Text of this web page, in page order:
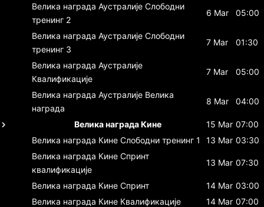
Велика награда Аустралије Слободни
тренинг 2
6 Mar 05:00
Велика награда Аустралије Слободни
тренинг 3
7 Mar 01:30
Велика награда Аустралије
Квалификације
7 Mar 05:00
Велика награда Аустралије Велика
награда
8 Mar 04:00
Велика награда Кине 15 Mar 07:00
Велика награда Кине Слободни тренинг 1 13 Mar 03:30
Велика награда Кине Спринт
квалификације
13 Mar 07:30
Велика награда Кине Спринт 14 Mar 03:00
Велика награда Кине Квалификације 14 Mar 07:00